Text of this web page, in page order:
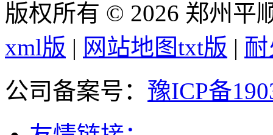
版权所有 © 2026 郑州平
xml版 | 网站地图txt版 |
公司备案号： 豫ICP备